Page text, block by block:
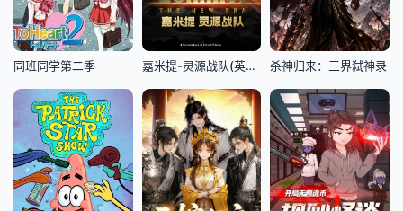
同班同学第二季 嘉米提-灵源战队​(英文版) 杀神归来：三界弑神录